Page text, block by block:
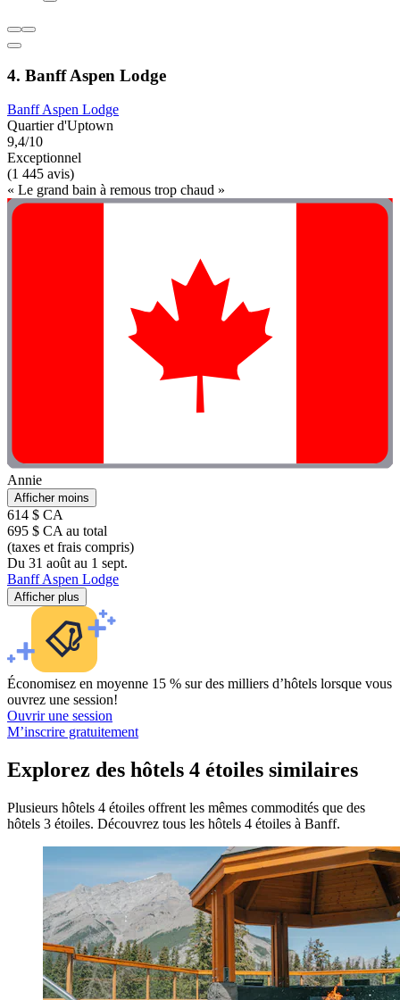
4. Banff Aspen Lodge
Banff Aspen Lodge
Quartier d'Uptown
9,4/10
Exceptionnel
(1 445 avis)
« Le grand bain à remous trop chaud »
Annie
Afficher moins
614 $ CA
695 $ CA au total
(taxes et frais compris)
Du 31 août au 1 sept.
Banff Aspen Lodge
Afficher plus
Économisez en moyenne 15 % sur des milliers d’hôtels lorsque vous
ouvrez une session!
Ouvrir une session
M’inscrire gratuitement
Explorez des hôtels 4 étoiles similaires
Plusieurs hôtels 4 étoiles offrent les mêmes commodités que des
hôtels 3 étoiles. Découvrez tous les hôtels 4 étoiles à Banff.